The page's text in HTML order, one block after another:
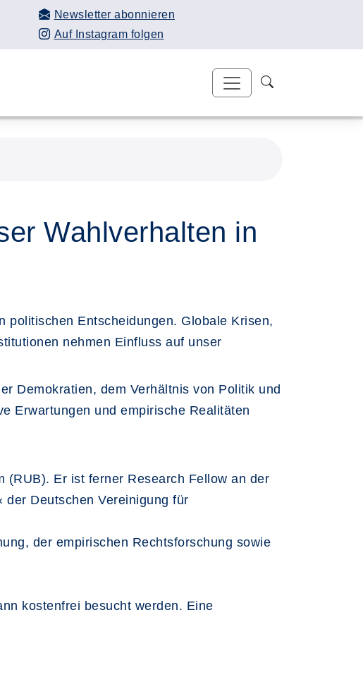
Newsletter abonnieren
Auf Instagram folgen
Wahlverhalten in
politischen Entscheidungen. Globale Krisen,
nehmen Einfluss auf unser
Demokratien, dem Verhältnis von Politik und
Erwartungen und empirische Realitäten
(RUB). Er ist ferner Research Fellow an der
der Deutschen Vereinigung für
der empirischen Rechtsforschung sowie
kostenfrei besucht werden. Eine